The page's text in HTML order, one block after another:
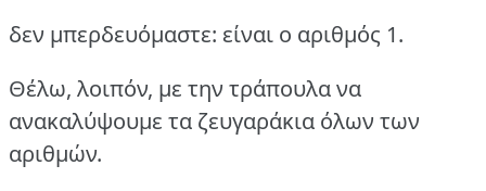
δεν μπερδευόμαστε: είναι ο αριθμός 1.
Θέλω, λοιπόν, με την τράπουλα να
ανακαλύψουμε τα ζευγαράκια όλων των
αριθμών.